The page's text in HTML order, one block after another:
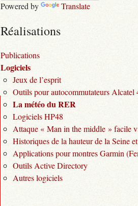
Powered by Translate
Réalisations
Publications
Logiciels
Jeux de l’esprit
Outils pour autocommutateurs Alcatel
La météo du RER
Logiciels HP48
Attaque « Man in the middle » facile
Historiques de la hauteur de la Seine
Applications pour montres Garmin
Outils Active Directory
Autres logiciels